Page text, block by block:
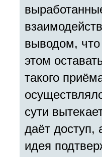
выводом,
этом
такого
сути
даёт доступ,
идея